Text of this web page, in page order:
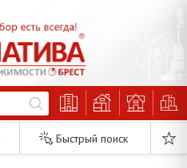
Быстрый поиск